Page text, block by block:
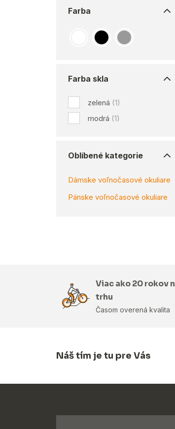
Farba
Farba skla
zelená (1)
modrá (1)
Oblíbené kategorie
Dámske voľnočasové okuliare
Pánske voľnočasové okuliare
Viac ako 20 rokov
trhu
Časom overená kvalita
Náš tím je tu pre Vás